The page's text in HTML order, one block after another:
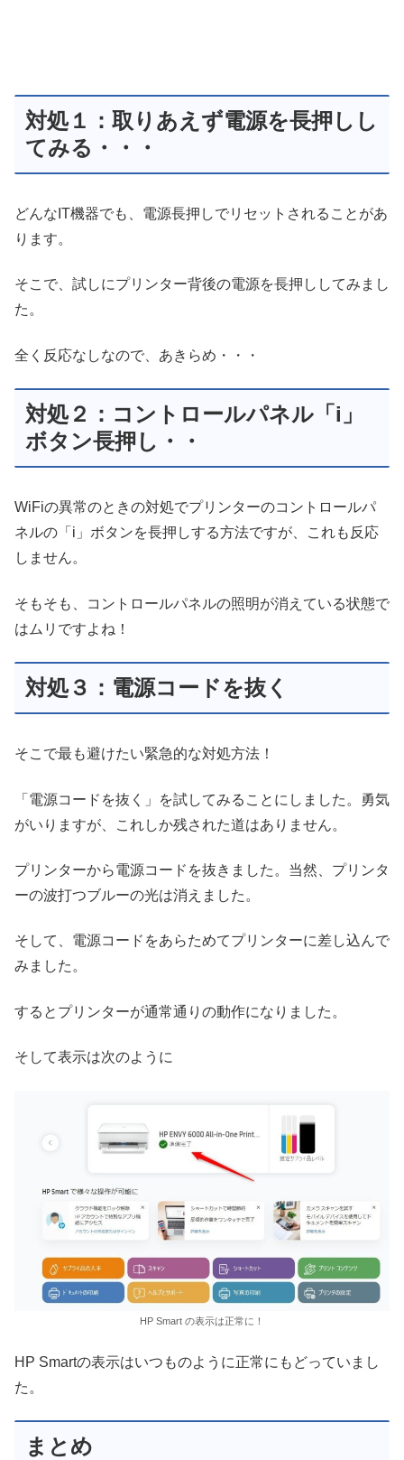
対処１：取りあえず電源を長押しし
てみる・・・
どんなIT機器でも、電源長押しでリセットされることがあ
ります。
そこで、試しにプリンター背後の電源を長押ししてみまし
た。
全く反応なしなので、あきらめ・・・
対処２：コントロールパネル「i」
ボタン長押し・・
WiFiの異常のときの対処でプリンターのコントロールパ
ネルの「i」ボタンを長押しする方法ですが、これも反応
しません。
そもそも、コントロールパネルの照明が消えている状態で
はムリですよね！
対処３：電源コードを抜く
そこで最も避けたい緊急的な対処方法！
「電源コードを抜く」を試してみることにしました。勇気
がいりますが、これしか残された道はありません。
プリンターから電源コードを抜きました。当然、プリンタ
ーの波打つブルーの光は消えました。
そして、電源コードをあらためてプリンターに差し込んで
みました。
するとプリンターが通常通りの動作になりました。
そして表示は次のように
HP Smart の表示は正常に！
HP Smartの表示はいつものように正常にもどっていまし
た。
まとめ